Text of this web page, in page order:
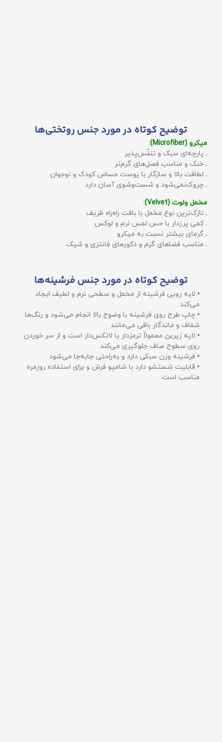
توضیح کوتاه در مورد جنس روتختی‌ها
میکرو (Microfiber):
ـ پارچه‌ای سبک و تنفّس‌پذیر
ـ خنک و مناسب فصل‌های گرم‌تر
ـ لطافت بالا و سازگار با پوست حساس کودک و نوجوان
ـ چروک‌نمی‌شود و شست‌وشوی آسان دارد
مخمل ولوت (Velvet):
ـ نازک‌ترین نوع مخمل با بافت راه‌راه ظریف
ـ کمی پرزدار با حس لمس نرم و لوکس
ـ گرمای بیشتر نسبت به میکرو
ـ مناسب فضاهای گرم و دکورهای فانتزی و شیک
توضیح کوتاه در مورد جنس فرشینه‌ها
• لایه رویی فرشینه از مخمل و سطحی نرم و لطیف ایجاد
می‌کند
• چاپ طرح روی فرشینه با وضوح بالا انجام می‌شود و رنگ‌ها
شفاف و ماندگار باقی می‌مانند
• لایه زیرین معمولاً ترمزدار یا لاتکس‌دار است و از سر خوردن
روی سطوح صاف جلوگیری می‌کند
• فرشینه وزن سبکی دارد و به‌راحتی جابه‌جا می‌شود
• قابلیت شستشو دارد با شامپو فرش و برای استفاده روزمره
مناسب است